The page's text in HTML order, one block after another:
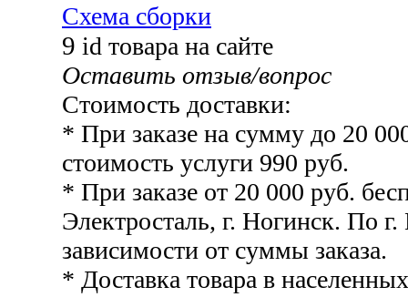
Схема сборки
9 id товара на сайте
Оставить отзыв/вопрос
Стоимость доставки:
* При заказе на сумму до 20
стоимость услуги 990 руб.
* При заказе от 20 000 руб.
Электросталь, г. Ногинск. По г.
зависимости от суммы заказа.
* Доставка товара в